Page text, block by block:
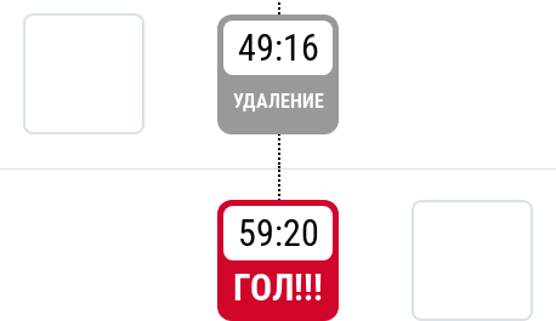
49:16
УДАЛЕНИЕ
59:20
ГОЛ!!!